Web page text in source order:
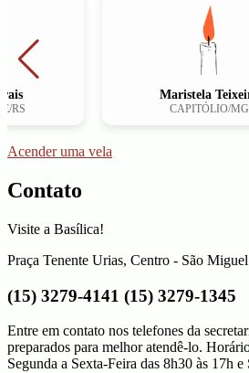
Maristela Teixeira
CAPITÓLIO/MG
Acender uma vela
Contato
Visite a Basílica!
Praça Tenente Urias, Centro - São
(15) 3279-4141 (15) 3279-1345
Entre em contato nos telefones da
preparados para melhor atendê-lo.
Segunda a Sexta-Feira das 8h30 às 17h e